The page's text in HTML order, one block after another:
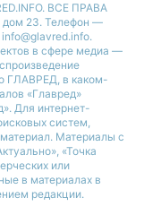
ВСЕ ПРАВА
23. Телефон —
в сфере медиа —
ГЛАВРЕД, в каком-
«Главред»
Для интернет-
систем,
Материалы с
«Точка
или
в материалах в
редакции.